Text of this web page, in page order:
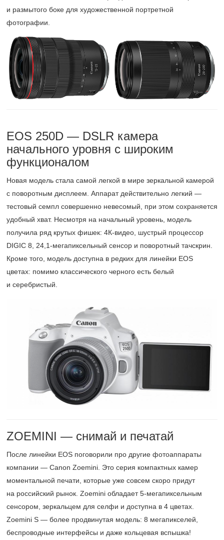
и размытого боке для художественной портретной
фотографии.
EOS 250D — DSLR камера
начального уровня с широким
функционалом
Новая модель стала самой легкой в мире зеркальной камерой
с поворотным дисплеем. Аппарат действительно легкий —
тестовый семпл совершенно невесомый, при этом сохраняется
удобный хват. Несмотря на начальный уровень, модель
получила ряд крутых фишек: 4К-видео, шустрый процессор
DIGIC 8, 24,1-мегапиксельный сенсор и поворотный тачскрин.
Кроме того, модель доступна в редких для линейки EOS
цветах: помимо классического черного есть белый
и серебристый.
ZOEMINI — снимай и печатай
После линейки EOS поговорили про другие фотоаппараты
компании — Canon Zoemini. Это серия компактных камер
моментальной печати, которые уже совсем скоро придут
на российский рынок. Zoemini обладает5-мегапиксельным
сенсором, зеркальцем для селфи и доступна в 4 цветах.
Zoemini S — более продвинутая модель: 8 мегапикселей,
беспроводные интерфейсы и даже кольцевая вспышка!